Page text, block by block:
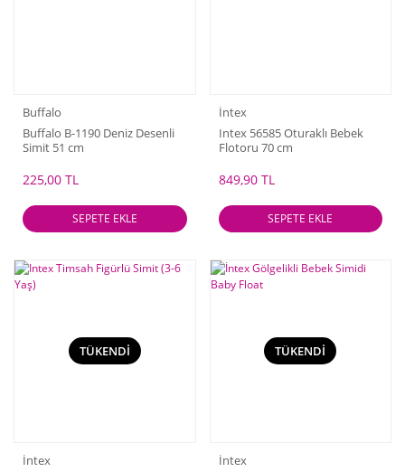
Buffalo
Buffalo B-1190 Deniz Desenli
Simit 51 cm
225,00 TL
SEPETE EKLE
İntex
Intex 56585 Oturaklı Bebek
Flotoru 70 cm
849,90 TL
SEPETE EKLE
TÜKENDİ
İntex
TÜKENDİ
İntex